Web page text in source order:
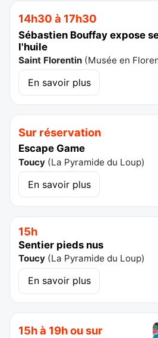
14h30 à 17h30
Sébastien Bouffay expose
l'huile
Saint Florentin (Musée en
En savoir plus
Sur réservation
Escape Game
Toucy (La Pyramide du Loup)
En savoir plus
15h
Sentier pieds nus
Toucy (La Pyramide du Loup)
En savoir plus
15h à 19h ou sur